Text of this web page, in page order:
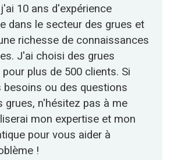
10 ans d'expérience
dans le secteur des grues et
richesse de connaissances
J'ai choisi des grues
plus de 500 clients. Si
ou des questions
grues, n'hésitez pas à me
mon expertise et mon
pour vous aider à
!